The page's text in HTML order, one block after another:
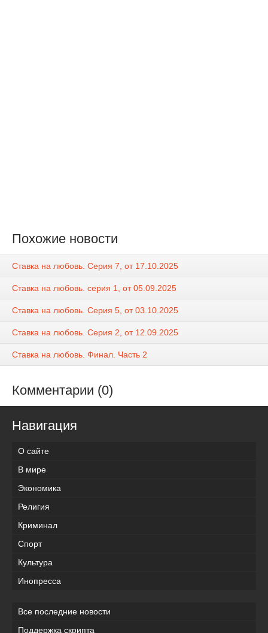
Похожие новости
Ставка на любовь. Серия 7, от 17.10.2025
Ставка на любовь. серия 1, от 05.09.2025
Ставка на любовь. Серия 5, от 03.10.2025
Ставка на любовь. Серия 2, от 12.09.2025
Ставка на любовь. Финал. Часть 2
Комментарии (0)
Навигация
О сайте
В мире
Экономика
Религия
Криминал
Спорт
Культура
Инопресса
Все последние новости
Поддержка скрипта